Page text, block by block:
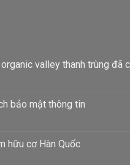
valley thanh trùng đã
bảo mật thông tin
hữu cơ Hàn Quốc